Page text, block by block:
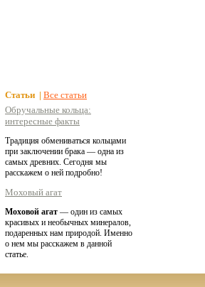
Статьи | Все статьи
Обручальные кольца:
интересные факты
Традиция обмениваться кольцами
при заключении брака — одна из
самых древних. Сегодня мы
расскажем о ней подробно!
Моховый агат
Моховой агат — один из самых
красивых и необычных минералов,
подаренных нам природой. Именно
о нем мы расскажем в данной
статье.